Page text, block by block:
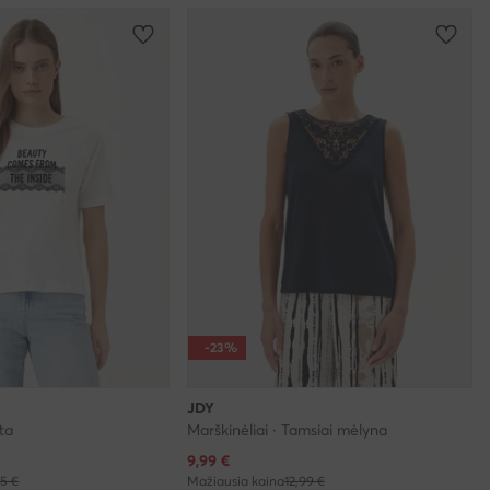
€
-23%
JDY
Marškinėliai · Tamsiai mėlyna
Dabartinė kaina
9,99 €
Mažiausia kaina12,99 €